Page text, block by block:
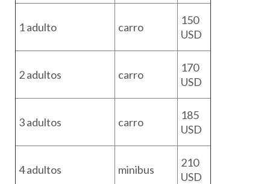
1 adulto carro
150
USD
2 adultos carro
170
USD
3 adultos carro
185
USD
4 adultos minibus
210
USD